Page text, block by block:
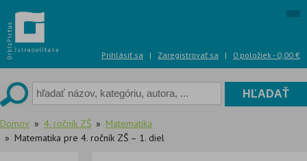
to
content
Prihlásiť sa | Zaregistrovať sa | 0 položiek - 0,00 €
Domov 4. ročník ZŠ
Matematika
Matematika pre 4. ročník ZŠ – 1. diel